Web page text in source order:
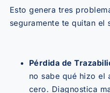
Esto genera tres
seguramente te quitan el
Pérdida de
no sabe qué hizo el
cero. Diagnostica